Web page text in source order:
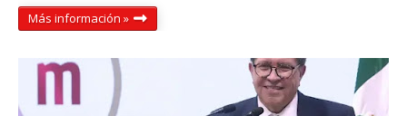
Más información »